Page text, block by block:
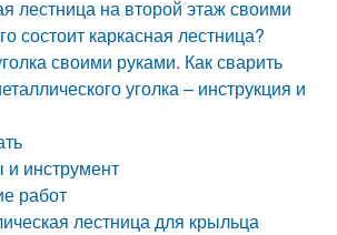
лестница на второй этаж своими
состоит каркасная лестница?
своими руками. Как сварить
уголка – инструкция и
инструмент
работ
лестница для крыльца